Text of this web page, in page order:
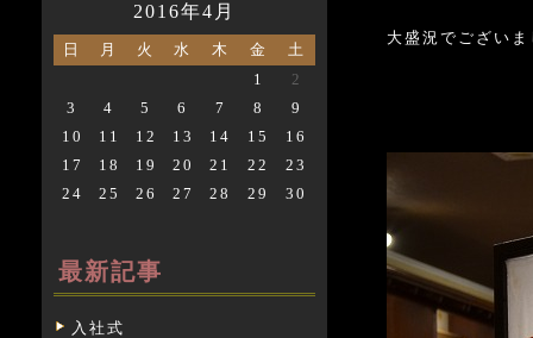
2016年4月
日 月 火 水 木 金
土
1
2
3
4 5 6 7 8
9
10
11 12 13 14 15
16
17
18 19 20 21 22
23
24
25 26 27 28 29 30
最新記事
入社式
大盛況でござい